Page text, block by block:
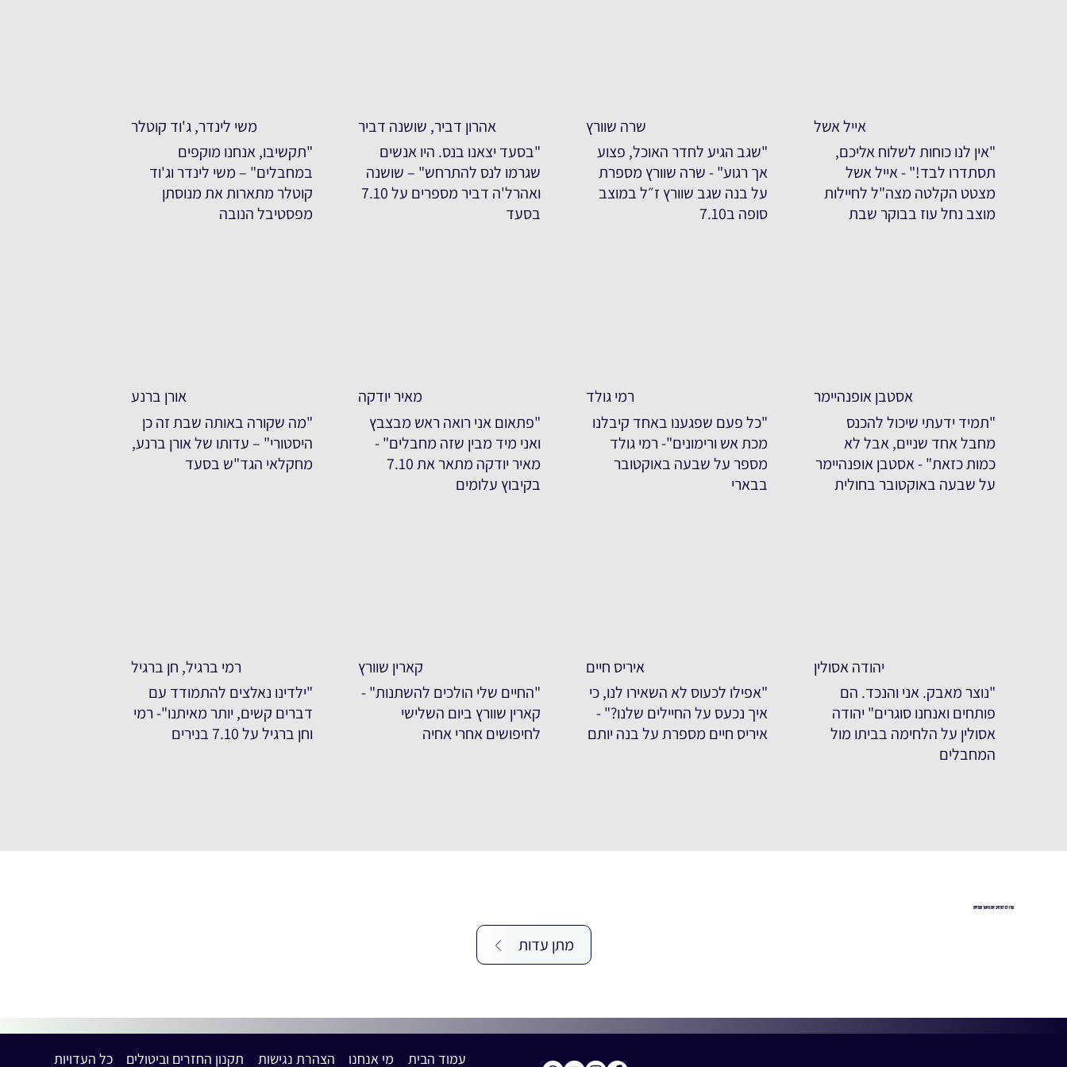
משי לינדר, ג'וד קוטלר
"תקשיבו, אנחנו מוקפים
במחבלים" – משי לינדר וג'וד
קוטלר מתארות את מנוסתן
מפסטיבל הנובה
אהרון דביר, שושנה דביר
"בסעד יצאנו בנס. היו אנשים
שגרמו לנס להתרחש" – שושנה
ואהרל'ה דביר מספרים על 7.10
בסעד
שרה שוורץ
"שגב הגיע לחדר האוכל, פצוע
אך רגוע" - שרה שוורץ מספרת
על בנה שגב שוורץ ז״ל במוצב
סופה ב7.10
אייל אשל
"אין לנו כוחות לשלוח אליכם,
תסתדרו לבד!" - אייל אשל
מצטט הקלטה מצה"ל לחיילות
מוצב נחל עוז בבוקר שבת
אורן ברנע
"מה שקורה באותה שבת זה כן
היסטורי" – עדותו של אורן ברנע,
מחקלאי הגד"ש בסעד
מאיר יודקה
"פתאום אני רואה ראש מבצבץ
ואני מיד מבין שזה מחבלים" -
מאיר יודקה מתאר את 7.10
בקיבוץ עלומים
רמי גולד
"כל פעם שפגענו באחד קיבלנו
מכת אש ורימונים"- רמי גולד
מספר על שבעה באוקטובר
בבארי
אסטבן אופנהיימר
"תמיד ידעתי שיכול להכנס
מחבל אחד שניים, אבל לא
כמות כזאת" - אסטבן אופנהיימר
על שבעה באוקטובר בחולית
רמי ברגיל, חן ברגיל
"ילדינו נאלצים להתמודד עם
דברים קשים, יותר מאיתנו"- רמי
וחן ברגיל על 7.10 בנירים
קארין שוורץ
"החיים שלי הולכים להשתנות" -
קארין שוורץ ביום השלישי
לחיפושים אחרי אחיה
איריס חיים
"אפילו לכעוס לא השאירו לנו, כי
איך נכעס על החיילים שלנו?" -
איריס חיים מספרת על בנה יותם
יהודה אסולין
"נוצר מאבק. אני והנכד. הם
פותחים ואנחנו סוגרים" יהודה
אסולין על הלחימה בביתו מול
המחבלים
עזרו לנו להרחיב את מאגר העדויות
מתן עדות
עמוד הבית מי אנחנו הצהרת נגישות תקנון החזרים וביטולים כל העדויות